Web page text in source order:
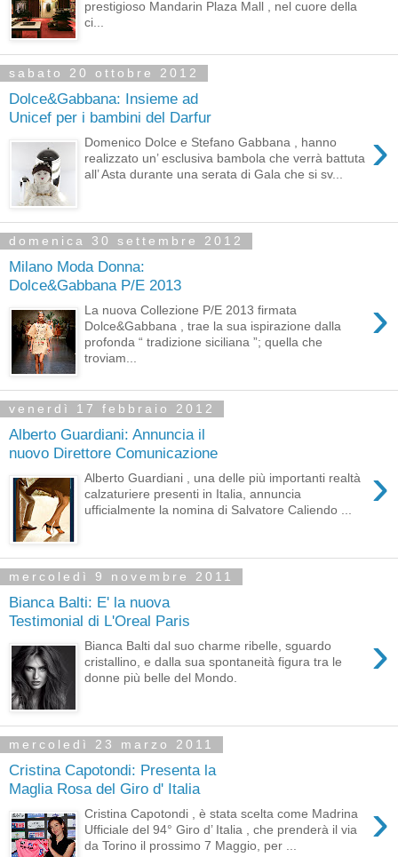
prestigioso Mandarin Plaza Mall , nel cuore della
ci...
sabato 20 ottobre 2012
Dolce&Gabbana: Insieme ad
Unicef per i bambini del Darfur
›
Domenico Dolce e Stefano Gabbana , hanno
realizzato un’ esclusiva bambola che verrà battuta
all’ Asta durante una serata di Gala che si sv...
domenica 30 settembre 2012
Milano Moda Donna:
Dolce&Gabbana P/E 2013
›
La nuova Collezione P/E 2013 firmata
Dolce&Gabbana , trae la sua ispirazione dalla
profonda “ tradizione siciliana ”; quella che
troviam...
venerdì 17 febbraio 2012
Alberto Guardiani: Annuncia il
nuovo Direttore Comunicazione
›
Alberto Guardiani , una delle più importanti realtà
calzaturiere presenti in Italia, annuncia
ufficialmente la nomina di Salvatore Caliendo ...
mercoledì 9 novembre 2011
Bianca Balti: E' la nuova
Testimonial di L'Oreal Paris
›
Bianca Balti dal suo charme ribelle, sguardo
cristallino, e dalla sua spontaneità figura tra le
donne più belle del Mondo.
mercoledì 23 marzo 2011
Cristina Capotondi: Presenta la
Maglia Rosa del Giro d' Italia
›
Cristina Capotondi , è stata scelta come Madrina
Ufficiale del 94° Giro d’ Italia , che prenderà il via
da Torino il prossimo 7 Maggio, per ...